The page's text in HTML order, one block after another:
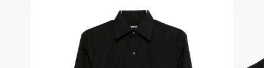
presentazione